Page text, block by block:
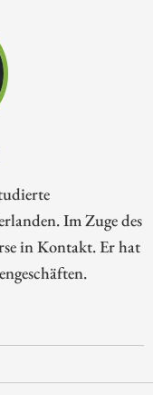
Im Zuge des
in Kontakt. Er hat